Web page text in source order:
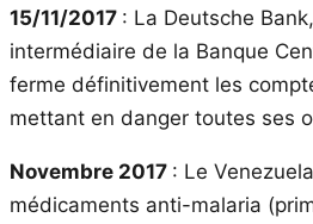
15/11/2017 : La Deutsche
intermédiaire de la Banque
ferme définitivement les
mettant en danger toutes ses
Novembre 2017 : Le
médicaments anti-malaria